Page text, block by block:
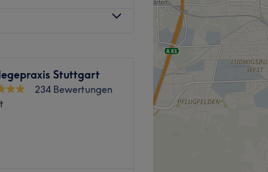
professioneller
Stuttgart
234 Bewertungen